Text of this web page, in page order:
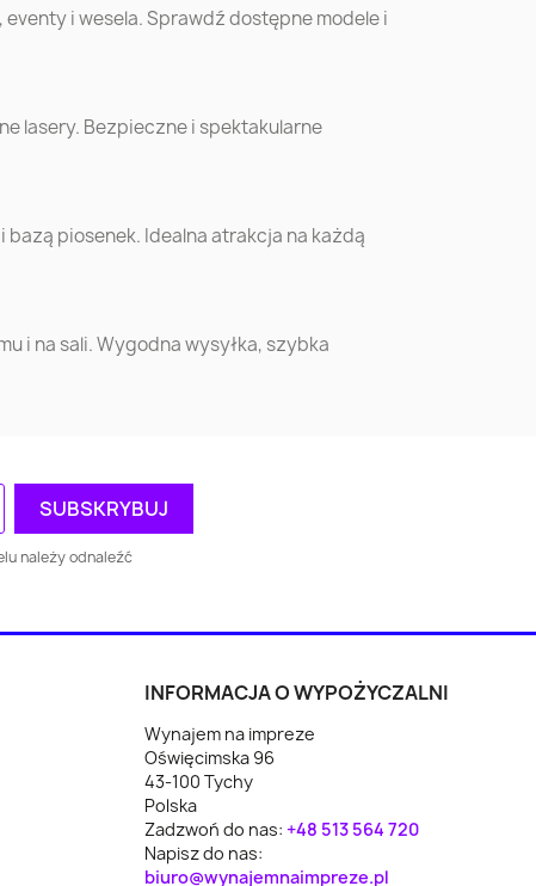
Zamość Żory
Sochaczew
Brodnica
Wejherowo
Wołomin Reda
Bartoszyce
Rawicz
i wesela. Sprawdź dostępne modele i
lasery. Bezpieczne i spektakularne
piosenek. Idealna atrakcja na każdą
i na sali. Wygodna wysyłka, szybka
należy odnaleźć
INFORMACJA O WYPOŻYCZALNI
Wynajem na impreze
Oświęcimska 96
43-100 Tychy
Polska
Zadzwoń do nas:+48 513 564 720
Napisz do nas:
biuro@wynajemnaimpreze.pl